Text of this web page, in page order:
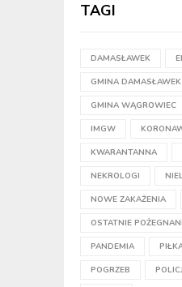
TAGI
DAMASŁAWEK
GMINA DAMASŁAWEK
GMINA WĄGROWIEC
IMGW
KWARANTANNA
NEKROLOGI
NOWE ZAKAŻENIA
OSTATNIE
PANDEMIA
POGRZEB